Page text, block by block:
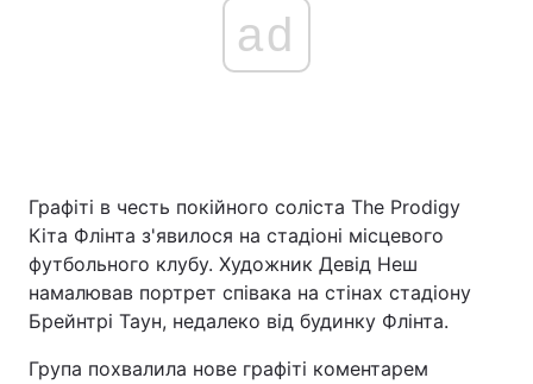
ad
Графіті в честь покійного соліста The Prodigy
Кіта Флінта з'явилося на стадіоні місцевого
футбольного клубу. Художник Девід Неш
намалював портрет співака на стінах стадіону
Брейнтрі Таун, недалеко від будинку Флінта.
Група похвалила нове графіті коментарем